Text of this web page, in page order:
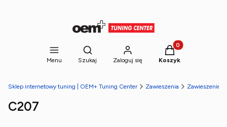
Menu
Otwórz wyszukiwarkę
Szukaj Zaloguj się
Produkty w
Koszyk
Sklep internetowy tuning | OEM+ Tuning Center Zawieszenia Zawieszenie
C207